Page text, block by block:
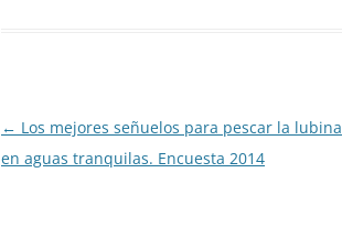
Navegación
de
← Los mejores señuelos para pescar la lubina
en aguas tranquilas. Encuesta 2014